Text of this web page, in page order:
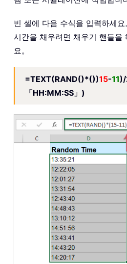
빈 셀에 다음 수식을 입력하세
시간을 채우려면 채우기 핸들을
요。
=TEXT(RAND()*())15-11)/
「HH:MM:SS」)